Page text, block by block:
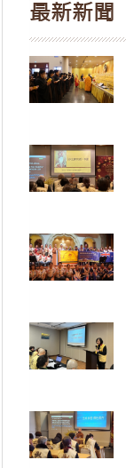
最新新聞